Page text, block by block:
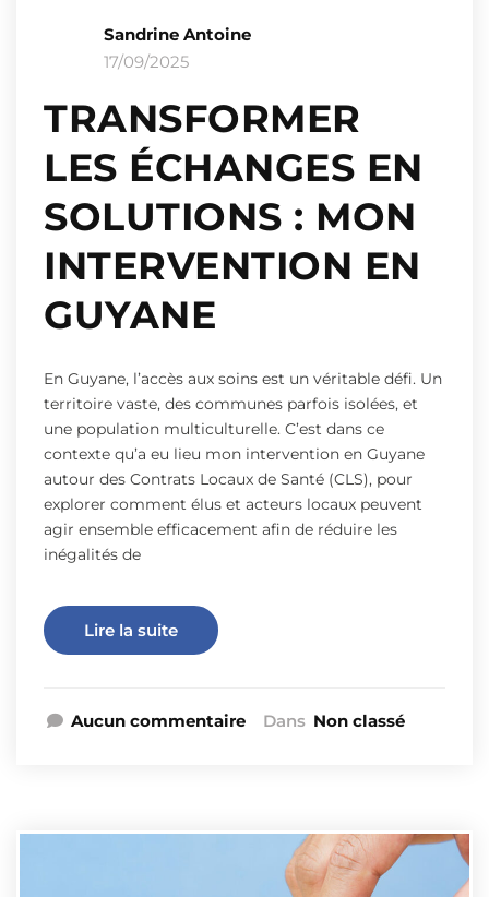
Sandrine Antoine
17/09/2025
TRANSFORMER
LES ÉCHANGES EN
SOLUTIONS : MON
INTERVENTION EN
GUYANE
En Guyane, l’accès aux soins est un véritable défi. Un
territoire vaste, des communes parfois isolées, et
une population multiculturelle. C’est dans ce
contexte qu’a eu lieu mon intervention en Guyane
autour des Contrats Locaux de Santé (CLS), pour
explorer comment élus et acteurs locaux peuvent
agir ensemble efficacement afin de réduire les
inégalités de
Lire la suite
Aucun commentaire Dans Non classé